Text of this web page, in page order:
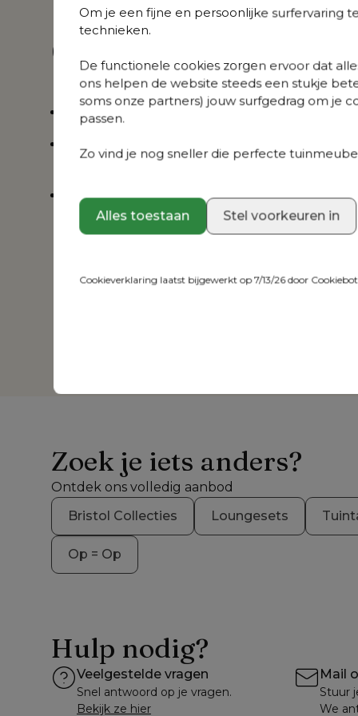
Om je een fijne en persoonlijke surfervaring
technieken.
De functionele cookies zorgen ervoor dat
ons helpen de website steeds een stukje
soms onze partners) jouw surfgedrag om je
passen.
Zo vind je nog sneller die perfecte
Alles toestaan Stel voorkeuren in
Cookieverklaring laatst bijgewerkt op 7/13/26 door Cookiebot
vlakke rope met
Marbella Tunder all
kussen
vlakke rope met
sunbrella® luxe
kussen
B
Over dit product
Elegante combinatie van aluminium en rope
motieven
3 jaar garantie op het tuinmeubel en 5 jaar
Sunbrella luxe kussens
Zoek je iets anders?
Ontdek ons volledig aanbod
Bristol Collecties
Loungesets
Op = Op
Hulp nodig?
Veelgestelde vragen
Snel antwoord op je vragen.
Bekijk ze hier
Mail
Stuur
We